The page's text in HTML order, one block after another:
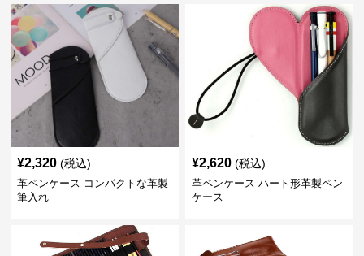
¥2,320 (税込)
革ペンケース コンパクトな革製
筆入れ
¥2,620 (税込)
革ペンケース ハート形革製ペン
ケース